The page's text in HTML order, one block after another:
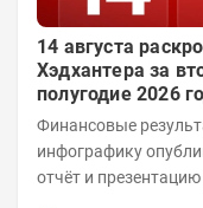
14 августа
Хэдхантера за
полугодие 2026
Финансовые
инфографику опубликуем
отчёт и презентацию разместим